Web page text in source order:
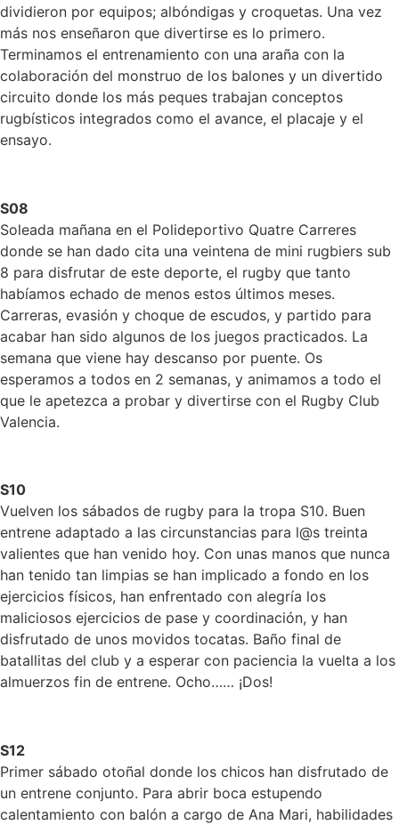
dividieron por equipos; albóndigas y croquetas. Una vez
más nos enseñaron que divertirse es lo primero.
Terminamos el entrenamiento con una araña con la
colaboración del monstruo de los balones y un divertido
circuito donde los más peques trabajan conceptos
rugbísticos integrados como el avance, el placaje y el
ensayo.
S08
Soleada mañana en el Polideportivo Quatre Carreres
donde se han dado cita una veintena de mini rugbiers sub
8 para disfrutar de este deporte, el rugby que tanto
habíamos echado de menos estos últimos meses.
Carreras, evasión y choque de escudos, y partido para
acabar han sido algunos de los juegos practicados. La
semana que viene hay descanso por puente. Os
esperamos a todos en 2 semanas, y animamos a todo el
que le apetezca a probar y divertirse con el Rugby Club
Valencia.
S10
Vuelven los sábados de rugby para la tropa S10. Buen
entrene adaptado a las circunstancias para l@s treinta
valientes que han venido hoy. Con unas manos que nunca
han tenido tan limpias se han implicado a fondo en los
ejercicios físicos, han enfrentado con alegría los
maliciosos ejercicios de pase y coordinación, y han
disfrutado de unos movidos tocatas. Baño final de
batallitas del club y a esperar con paciencia la vuelta a los
almuerzos fin de entrene. Ocho…… ¡Dos!
S12
Primer sábado otoñal donde los chicos han disfrutado de
un entrene conjunto. Para abrir boca estupendo
calentamiento con balón a cargo de Ana Mari, habilidades